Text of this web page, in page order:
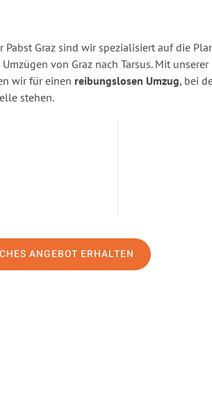
Pabst Graz sind wir spezialisiert auf die
von Graz nach Tarsus. Mit
wir für einen reibungslosen Umzug, bei
stehen.
ANGEBOT ERHALTEN